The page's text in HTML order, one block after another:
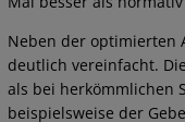
Neben der optimierten
deutlich vereinfacht.
als bei herkömmlichen
beispielsweise der